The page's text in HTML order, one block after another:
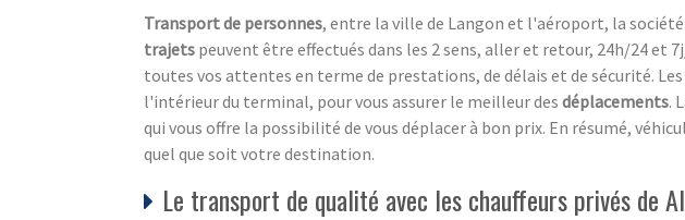
Transport de personnes, entre la ville de Langon et l'aéroport, la société
trajets peuvent être effectués dans les 2 sens, aller et retour, 24h/24 et
toutes vos attentes en terme de prestations, de délais et de sécurité.
l'intérieur du terminal, pour vous assurer le meilleur des déplacements.
qui vous offre la possibilité de vous déplacer à bon prix. En résumé,
quel que soit votre destination.
Le transport de qualité avec les chauffeurs privés de